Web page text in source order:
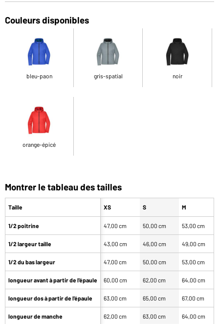
Couleurs disponibles
bleu-paon gris-spatial noir
orange-épicé
Montrer le tableau des tailles
Taille
1/2 poitrine
1/2 largeur taille
1/2 du bas largeur
longueur avant à partir de l'épaule
longueur dos à partir de l'épaule
longueur de manche
XS S M
47,00 cm 50,00 cm 53,00 cm
43,00 cm 46,00 cm 49,00 cm
47,00 cm 50,00 cm 53,00 cm
60,00 cm 62,00 cm 64,00 cm
63,00 cm 65,00 cm 67,00 cm
62,00 cm 63,00 cm 64,00 cm